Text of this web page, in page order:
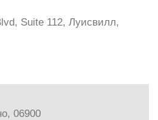
Suite 112, Луисвилл,
06900